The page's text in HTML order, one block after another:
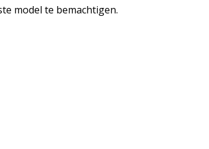
model te bemachtigen.